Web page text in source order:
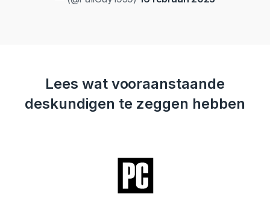
Lees wat vooraanstaande
deskundigen te zeggen hebben